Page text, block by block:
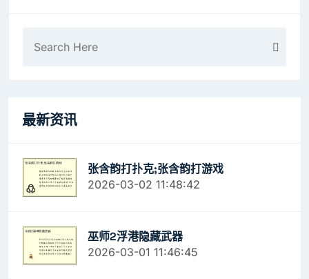
最新资讯
张含韵打扑克;张含韵打游戏
2026-03-02 11:48:42
巫师2浮港隐藏武器
2026-03-01 11:46:45